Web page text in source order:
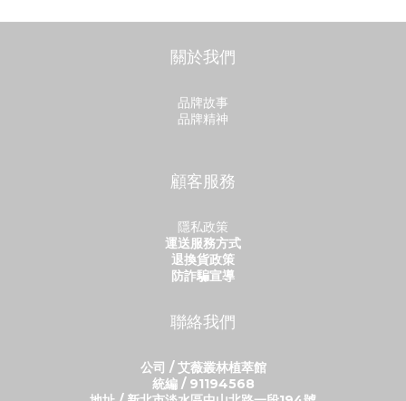
關於我們
品牌故事
品牌精神
顧客服務
隱私政策
運送服務方式
退換貨政策
防詐騙宣導
聯絡我們
公司 / 艾薇叢林植萃館
統編 / 91194568